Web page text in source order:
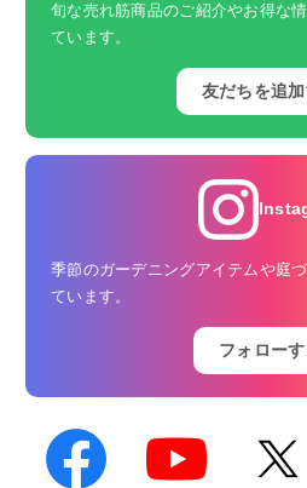
旬な売れ筋商品のご紹介やお得な
ています。
友だちを追
季節のガーデニングアイテムや庭
ています。
フォロー